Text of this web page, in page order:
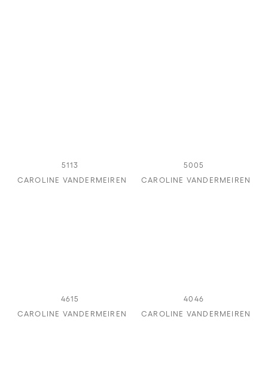
5113
CAROLINE VANDERMEIREN
5005
CAROLINE VANDERMEIREN
4615
CAROLINE VANDERMEIREN
4046
CAROLINE VANDERMEIREN